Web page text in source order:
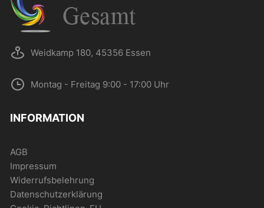
Weidkamp 180, 45356 Essen
Montag - Freitag 9:00 - 17:00 Uhr
INFORMATION
AGB
Impressum
Widerrufsbelehrung
Datenschutzerklärung